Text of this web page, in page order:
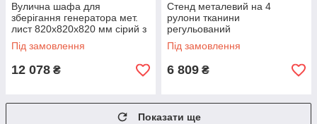
Вулична шафа для
зберігання генератора мет.
лист 820х820х820 мм сірий з
відкідним дахом + 2 двері
Kompred OL805/1
Під замовлення
12 078 ₴
Стенд металевий на 4
рулони тканини
регульований
2350х1300х1200 мм зелений
Kompred OL851
Під замовлення
6 809 ₴
Показати ще